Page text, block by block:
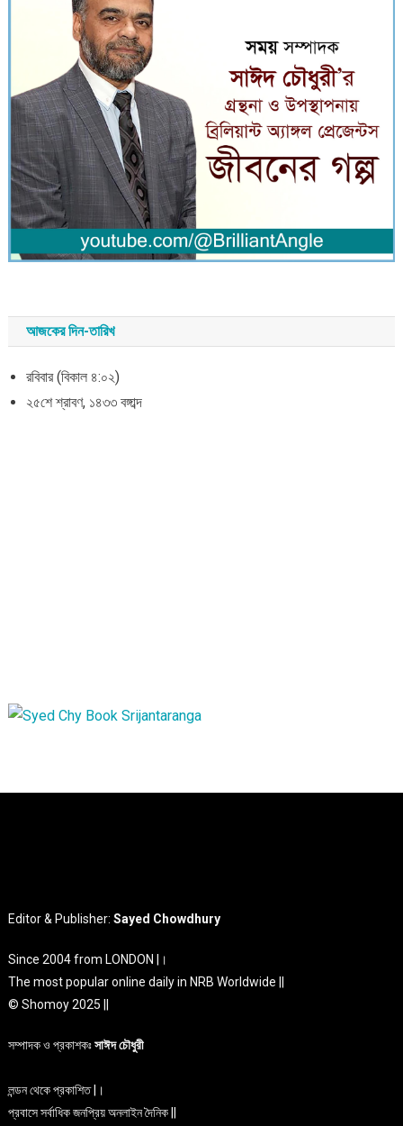
আজকের দিন-তারিখ
রবিবার (বিকাল ৪:০২)
২৫শে শ্রাবণ, ১৪৩৩ বঙ্গাব্দ
Editor & Publisher:Sayed Chowdhury
Since 2004 from LONDON |।
The most popular online daily in NRB Worldwide ||
© Shomoy 2025 ||
সম্পাদক ও প্রকাশকঃসাঈদ চৌধুরী
লন্ডন থেকে প্রকাশিত |।
প্রবাসে সর্বাধিক জনপ্রিয় অনলাইন দৈনিক ||